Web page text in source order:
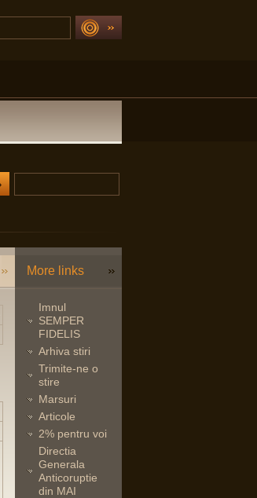
More links
Imnul
SEMPER
FIDELIS
Arhiva stiri
Trimite-ne o
stire
Marsuri
Articole
2% pentru voi
Directia
Generala
Anticoruptie
din MAI